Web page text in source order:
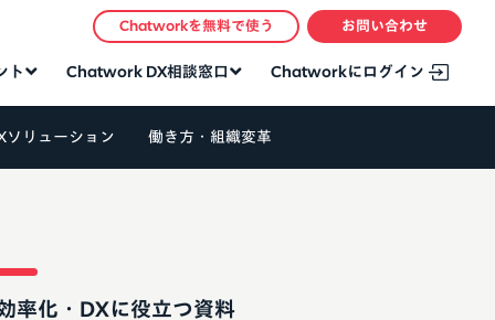
ト Chatwork DX相談窓口 Chatworkにログイン
Chatworkを無料で使う お問い合わせ
ソリューション 働き方・組織変革
率化・DXに役立つ資料